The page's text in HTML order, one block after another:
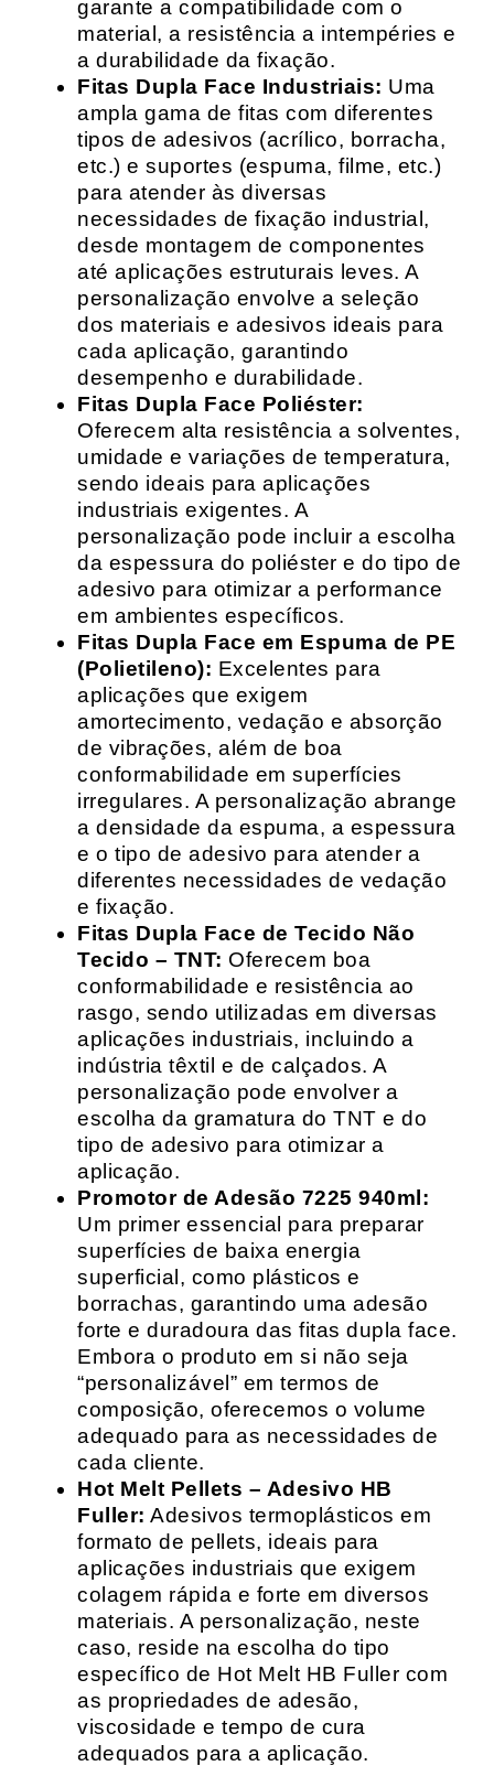
garante a compatibilidade com o
material, a resistência a intempéries e
a durabilidade da fixação.
Fitas Dupla Face Industriais: Uma
ampla gama de fitas com diferentes
tipos de adesivos (acrílico, borracha,
etc.) e suportes (espuma, filme, etc.)
para atender às diversas
necessidades de fixação industrial,
desde montagem de componentes
até aplicações estruturais leves. A
personalização envolve a seleção
dos materiais e adesivos ideais para
cada aplicação, garantindo
desempenho e durabilidade.
Fitas Dupla Face Poliéster:
Oferecem alta resistência a solventes,
umidade e variações de temperatura,
sendo ideais para aplicações
industriais exigentes. A
personalização pode incluir a escolha
da espessura do poliéster e do tipo de
adesivo para otimizar a performance
em ambientes específicos.
Fitas Dupla Face em Espuma de PE
(Polietileno): Excelentes para
aplicações que exigem
amortecimento, vedação e absorção
de vibrações, além de boa
conformabilidade em superfícies
irregulares. A personalização abrange
a densidade da espuma, a espessura
e o tipo de adesivo para atender a
diferentes necessidades de vedação
e fixação.
Fitas Dupla Face de Tecido Não
Tecido – TNT: Oferecem boa
conformabilidade e resistência ao
rasgo, sendo utilizadas em diversas
aplicações industriais, incluindo a
indústria têxtil e de calçados. A
personalização pode envolver a
escolha da gramatura do TNT e do
tipo de adesivo para otimizar a
aplicação.
Promotor de Adesão 7225 940ml:
Um primer essencial para preparar
superfícies de baixa energia
superficial, como plásticos e
borrachas, garantindo uma adesão
forte e duradoura das fitas dupla face.
Embora o produto em si não seja
“personalizável” em termos de
composição, oferecemos o volume
adequado para as necessidades de
cada cliente.
Hot Melt Pellets – Adesivo HB
Fuller: Adesivos termoplásticos em
formato de pellets, ideais para
aplicações industriais que exigem
colagem rápida e forte em diversos
materiais. A personalização, neste
caso, reside na escolha do tipo
específico de Hot Melt HB Fuller com
as propriedades de adesão,
viscosidade e tempo de cura
adequados para a aplicação.